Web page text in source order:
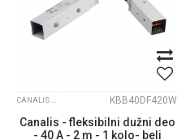
CANALIS KBB KBB40DF420W
Canalis - fleksibilni dužni deo
- 40 A - 2 m - 1 kolo- beli